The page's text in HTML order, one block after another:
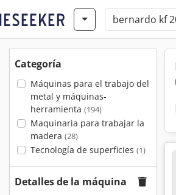
Categoría
Máquinas para el trabajo del
metal y máquinas-
herramienta (194)
Maquinaria para trabajar la
madera (28)
Tecnología de superficies (1)
Detalles de la máquina